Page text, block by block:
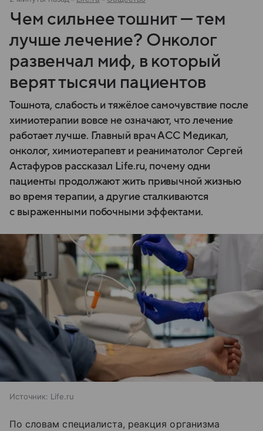
Чем сильнее тошнит — тем
лучше лечение? Онколог
развенчал миф, в который
верят тысячи пациентов
Тошнота, слабость и тяжёлое самочувствие после
химиотерапии вовсе не означают, что лечение
работает лучше. Главный врач АСС Медикал,
онколог, химиотерапевт и реаниматолог Сергей
Астафуров рассказал Life.ru, почему одни
пациенты продолжают жить привычной жизнью
во время терапии, а другие сталкиваются
с выраженными побочными эффектами.
Источник: Life.ru
По словам специалиста, реакция организма